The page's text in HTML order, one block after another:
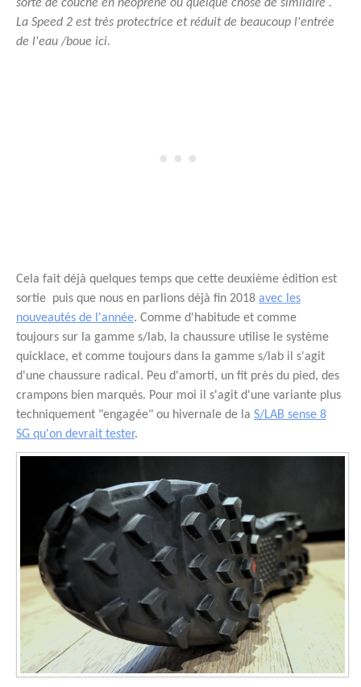
sorte de couche en néoprene ou quelque chose de similaire .
La Speed 2 est très protectrice et réduit de beaucoup l'entrée
de l'eau /boue ici.
Cela fait déjà quelques temps que cette deuxième édition est
sortie puis que nous en parlions déjà fin 2018 avec les
nouveautés de l'année. Comme d'habitude et comme
toujours sur la gamme s/lab, la chaussure utilise le système
quicklace, et comme toujours dans la gamme s/lab il s'agit
d'une chaussure radical. Peu d'amorti, un fit près du pied, des
crampons bien marqués. Pour moi il s'agit d'une variante plus
techniquement "engagée" ou hivernale de la S/LAB sense 8
SG qu'on devrait tester.